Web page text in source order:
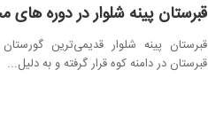
قبرستان پینه شلوار در دوره
قبرستان پینه شلوار قدیمی‌ترین
قبرستان در دامنه کوه قرار گرفته و به دلیل...